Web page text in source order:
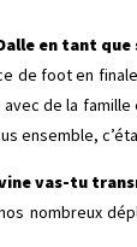
en tant
de foot en
de la
ensemble,
vas-tu
nombreux